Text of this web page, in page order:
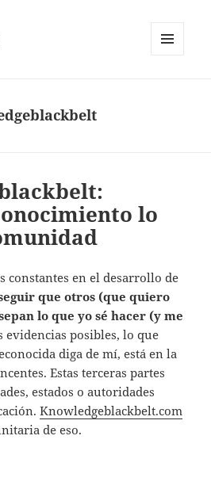
lo
constantes en el desarrollo de
que otros (que quiero
lo que yo sé hacer (y me
evidencias posibles, lo que
diga de mí, está en la
Estas terceras partes
estados o autoridades
Knowledgeblackbelt.com
de eso.
cuando el